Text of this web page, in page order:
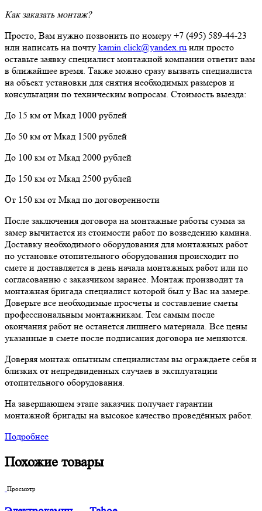
Как заказать монтаж?
Просто, Вам нужно позвонить по номеру +7 (495) 589-44-23
или написать на почту kamin.click@yandex.ru или просто
оставьте заявку специалист монтажной компании ответит вам
в ближайшее время. Также можно сразу вызвать специалиста
на объект установки для снятия необходимых размеров и
консультации по техническим вопросам. Стоимость выезда:
До 15 км от Мкад 1000 рублей
До 50 км от Мкад 1500 рублей
До 100 км от Мкад 2000 рублей
До 150 км от Мкад 2500 рублей
От 150 км от Мкад по договоренности
После заключения договора на монтажные работы сумма за
замер вычитается из стоимости работ по возведению камина.
Доставку необходимого оборудования для монтажных работ
по установке отопительного оборудования происходит по
смете и доставляется в день начала монтажных работ или по
согласованию с заказчиком заранее. Монтаж производит та
монтажная бригада специалист которой был у Вас на замере.
Доверьте все необходимые просчеты и составление сметы
профессиональным монтажникам. Тем самым после
окончания работ не останется лишнего материала. Все цены
указанные в смете после подписания договора не меняются.
Доверяя монтаж опытным специалистам вы ограждаете себя и
близких от непредвиденных случаев в эксплуатации
отопительного оборудования.
На завершающем этапе заказчик получает гарантии
монтажной бригады на высокое качество проведённых работ.
Подробнее
Похожие товары
Просмотр